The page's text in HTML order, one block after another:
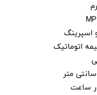
اسپرینگ
اتوماتیک